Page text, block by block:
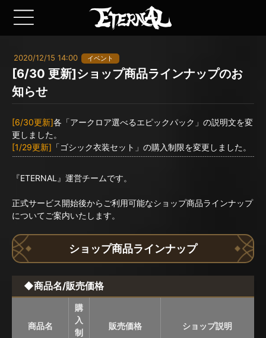
2020/12/15 14:00 イベント
[6/30 更新]ショップ商品ラインナップのお
知らせ
[6/30更新]各「アークロア選べるエピックパック」の説明文を変
更しました。
[1/29更新] 「ゴシック衣装セット」の購入制限を変更しました。
『ETERNAL』運営チームです。
正式サービス開始後からご利用可能なショップ商品ラインナップ
についてご案内いたします。
ショップ商品ラインナップ
◆商品名/販売価格
商品名
購
入
制
販売価格 ショップ説明